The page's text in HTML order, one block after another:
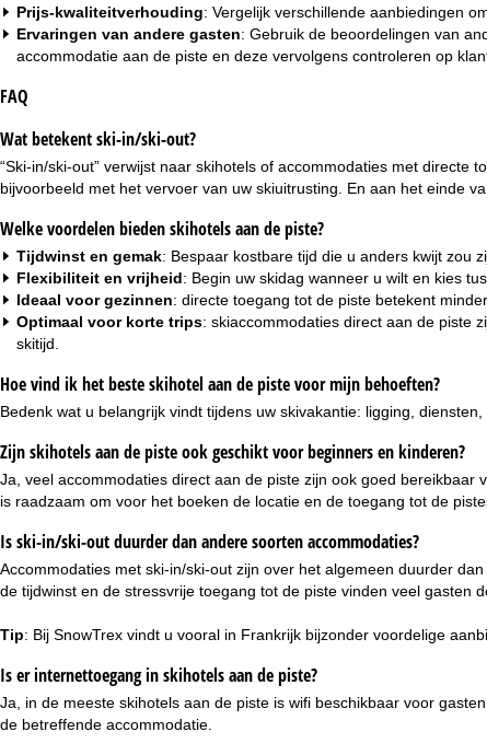
Prijs-kwaliteitverhouding: Vergelijk verschillende aanbiedingen
Ervaringen van andere gasten: Gebruik de beoordelingen van
accommodatie aan de piste en deze vervolgens controleren op
FAQ
Wat betekent ski-in/ski-out?
“Ski-in/ski-out” verwijst naar skihotels of accommodaties met
bijvoorbeeld met het vervoer van uw skiuitrusting. En aan het einde
Welke voordelen bieden skihotels aan de piste?
Tijdwinst en gemak: Bespaar kostbare tijd die u anders kwijt zou
Flexibiliteit en vrijheid: Begin uw skidag wanneer u wilt en kies
Ideaal voor gezinnen: directe toegang tot de piste betekent
Optimaal voor korte trips: skiaccommodaties direct aan de piste
skitijd.
Hoe vind ik het beste skihotel aan de piste voor mijn behoeften?
Bedenk wat u belangrijk vindt tijdens uw skivakantie: ligging,
Zijn skihotels aan de piste ook geschikt voor beginners en kinderen?
Ja, veel accommodaties direct aan de piste zijn ook goed
is raadzaam om voor het boeken de locatie en de toegang tot de
Is ski-in/ski-out duurder dan andere soorten accommodaties?
Accommodaties met ski-in/ski-out zijn over het algemeen duurder
de tijdwinst en de stressvrije toegang tot de piste vinden veel gasten
Tip: Bij SnowTrex vindt u vooral in Frankrijk bijzonder voordelige
Is er internettoegang in skihotels aan de piste?
Ja, in de meeste skihotels aan de piste is wifi beschikbaar voor
de betreffende accommodatie.